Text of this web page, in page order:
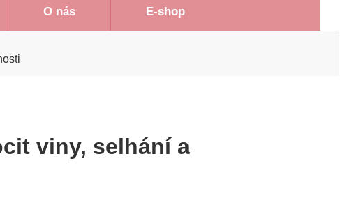
O nás E-shop
viny, selhání a